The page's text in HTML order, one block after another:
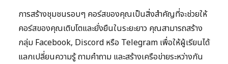
การสร้างชุมชนรอบๆ คอร์สของคุณเป็นสิ่งสำคัญที่จะช่วยให้
คอร์สของคุณเติบโตและยั่งยืนในระยะยาว คุณสามารถสร้าง
กลุ่ม Facebook, Discord หรือ Telegram เพื่อให้ผู้เรียนได้
แลกเปลี่ยนความรู้ ถามคำถาม และสร้างเครือข่ายระหว่างกัน